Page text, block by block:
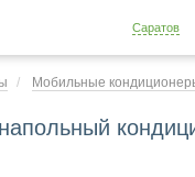
Саратов
Мобильные